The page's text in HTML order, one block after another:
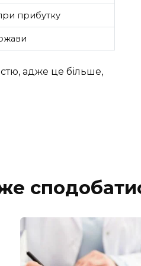
прибутку
адже це більше,